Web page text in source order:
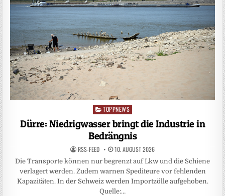
Posted
TOPPNEWS
Dürre: Niedrigwasser bringt die Industrie in
Bedrängnis
RSS-FEED 10. AUGUST 2026
Die Transporte können nur begrenzt auf Lkw und die Schiene
verlagert werden. Zudem warnen Spediteure vor fehlenden
Kapazitäten. In der Schweiz werden Importzölle aufgehoben.
Quelle:…